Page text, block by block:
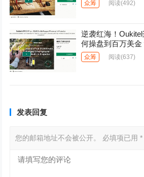
众筹 阅读(492)
逆袭红海！
何操盘到百万美金
众筹 阅读(637)
发表回复
您的邮箱地址不会被公开。 必填项已用*